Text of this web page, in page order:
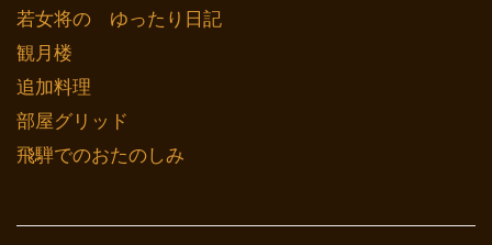
若女将の ゆったり日記
観月楼
追加料理
部屋グリッド
飛騨でのおたのしみ